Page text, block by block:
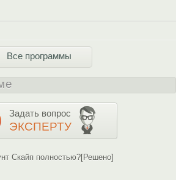
Все программы
Задать вопрос
ЭКСПЕРТУ
Скайп полностью?[Решено]